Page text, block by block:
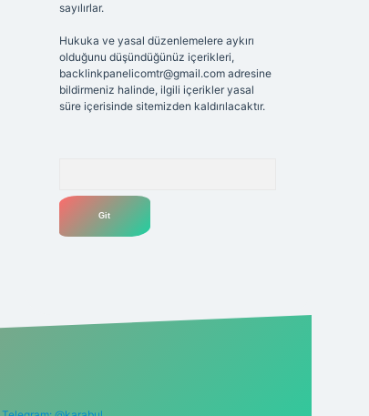
sayılırlar.
Hukuka ve yasal düzenlemelere aykırı
olduğunu düşündüğünüz içerikleri,
backlinkpanelicomtr@gmail.comadresine
bildirmeniz halinde, ilgili içerikler yasal
süre içerisinde sitemizden kaldırılacaktır.